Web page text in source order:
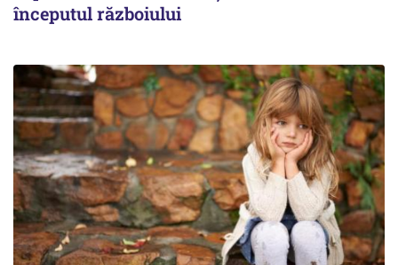
începutul războiului